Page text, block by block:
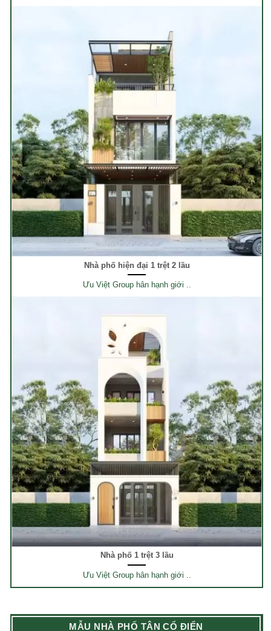
Nhà phố hiện đại 1 trệt 2 lầu
Ưu Việt Group hân hạnh giới ..
Nhà phố 1 trệt 3 lầu
Ưu Việt Group hân hạnh giới ..
MẪU NHÀ PHỐ TÂN CỔ ĐIỂN